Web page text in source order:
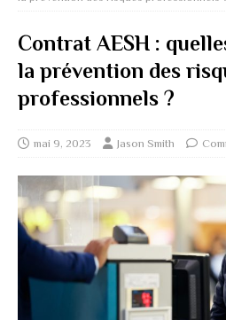
Contrat AESH :
la prévention des
professionnels ?
mai 9, 2023 Jason Smith